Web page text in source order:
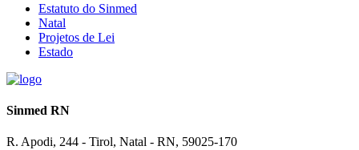
Estatuto do Sinmed
Natal
Projetos de Lei
Estado
Sinmed RN
R. Apodi, 244 - Tirol, Natal - RN, 59025-170